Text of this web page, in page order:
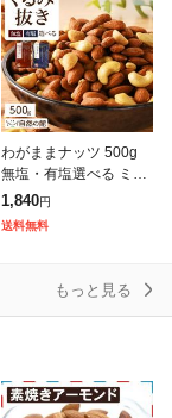
わがままナッツ 500g
無塩・有塩選べる ミッ
クスナッツ くるみが苦
手な方におすすめ♪ 送
1,840円
送料無料
もっと見る